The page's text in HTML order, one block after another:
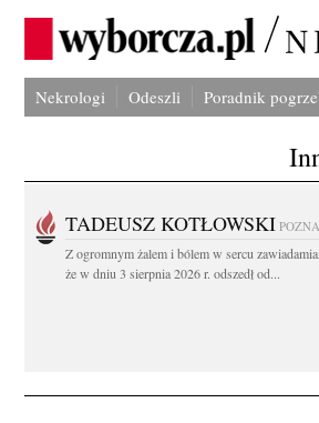
Nekrologi Odeszli Poradnik
TADEUSZ KOTŁOWSKI
Z ogromnym żalem i bólem w sercu
że w dniu 3 sierpnia 2026 r. odszedł od...